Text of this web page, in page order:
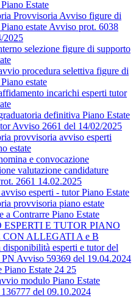
Estate
Provvisoria Avviso figure di
estate Avviso prot. 6038
2025
selezione figure di supporto
procedura selettiva figure di
estate
incarichi esperti tutor
definitiva Piano Estate
Avviso 2661 del 14/02/2025
provvisoria avviso esperti
estate
e convocazione
valutazione candidature
2661 14.02.2025
esperti - tutor Piano Estate
provvisoria piano estate
a Contrarre Piano Estate
ESPERTI E TUTOR PIANO
CON ALLEGATI A e B
disponibilità esperti e tutor del
PN Avviso 59369 del 19.04.2024
Piano Estate 24 25
modulo Piano Estate
del 09.10.2024